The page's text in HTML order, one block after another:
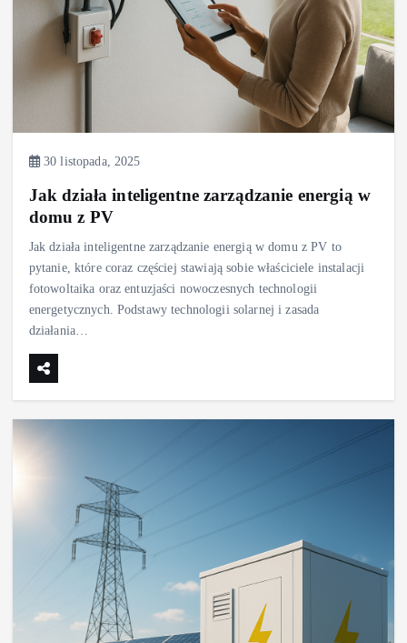
30 listopada, 2025
Jak działa inteligentne zarządzanie energią w
domu z PV
Jak działa inteligentne zarządzanie energią w domu z PV to
pytanie, które coraz częściej stawiają sobie właściciele instalacji
fotowoltaika oraz entuzjaści nowoczesnych technologii
energetycznych. Podstawy technologii solarnej i zasada
działania…